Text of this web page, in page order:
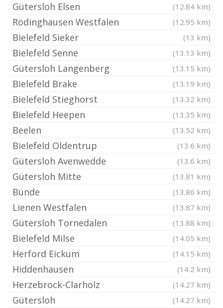
Gütersloh Elsen (12.84 km)
Rödinghausen Westfalen (12.95 km)
Bielefeld Sieker (13 km)
Bielefeld Senne (13.13 km)
Gütersloh Langenberg (13.15 km)
Bielefeld Brake (13.19 km)
Bielefeld Stieghorst (13.32 km)
Bielefeld Heepen (13.35 km)
Beelen (13.52 km)
Bielefeld Oldentrup (13.6 km)
Gütersloh Avenwedde (13.6 km)
Gütersloh Mitte (13.81 km)
Bünde (13.86 km)
Lienen Westfalen (13.87 km)
Gütersloh Tornedalen (13.88 km)
Bielefeld Milse (14.05 km)
Herford Eickum (14.15 km)
Hiddenhausen (14.2 km)
Herzebrock-Clarholz (14.27 km)
Gütersloh (14.27 km)